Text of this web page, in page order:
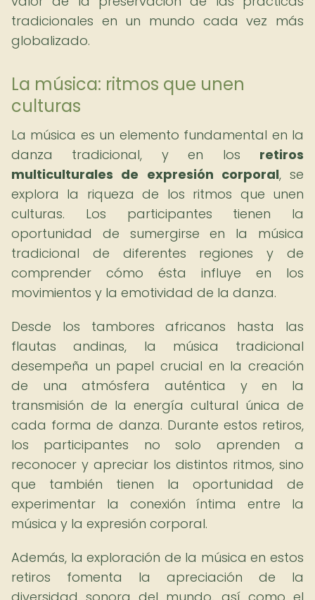
tradicionales en un mundo cada vez más
globalizado.
La música: ritmos que unen
culturas
La música es un elemento fundamental en la
danza tradicional, y en los retiros
multiculturales de expresión corporal, se
explora la riqueza de los ritmos que unen
culturas. Los participantes tienen la
oportunidad de sumergirse en la música
tradicional de diferentes regiones y de
comprender cómo ésta influye en los
movimientos y la emotividad de la danza.
Desde los tambores africanos hasta las
flautas andinas, la música tradicional
desempeña un papel crucial en la creación
de una atmósfera auténtica y en la
transmisión de la energía cultural única de
cada forma de danza. Durante estos retiros,
los participantes no solo aprenden a
reconocer y apreciar los distintos ritmos, sino
que también tienen la oportunidad de
experimentar la conexión íntima entre la
música y la expresión corporal.
Además, la exploración de la música en estos
retiros fomenta la apreciación de la